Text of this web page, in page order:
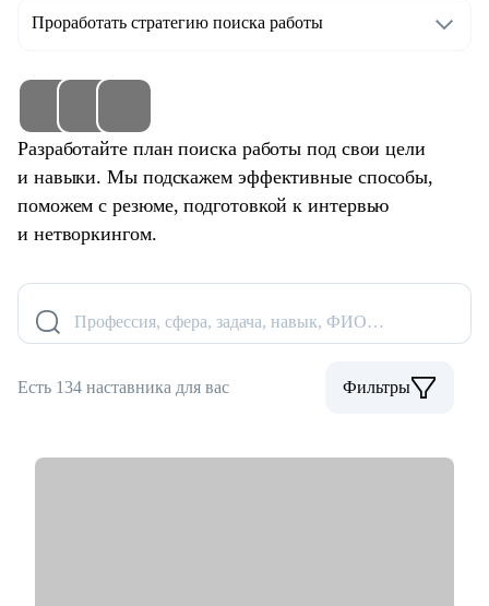
Проработать стратегию поиска работы
Разработайте план поиска работы под свои цели
и навыки. Мы подскажем эффективные способы,
поможем с резюме, подготовкой к интервью
и нетворкингом.
Профессия, сфера, задача, навык, ФИО…
Есть 134 наставника для вас Фильтры